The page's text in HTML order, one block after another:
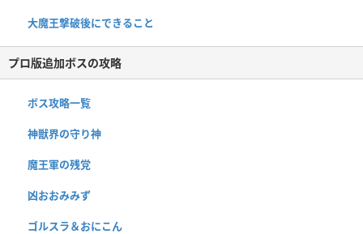
大魔王撃破後にできること
プロ版追加ボスの攻略
ボス攻略一覧
神獣界の守り神
魔王軍の残党
凶おおみみず
ゴルスラ＆おにこん